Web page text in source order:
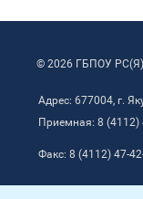
© 2026 ГБПОУ РС(Я)
Адрес: 677004, г.
Приемная: 8 (4112)
Факс: 8 (4112) 47-